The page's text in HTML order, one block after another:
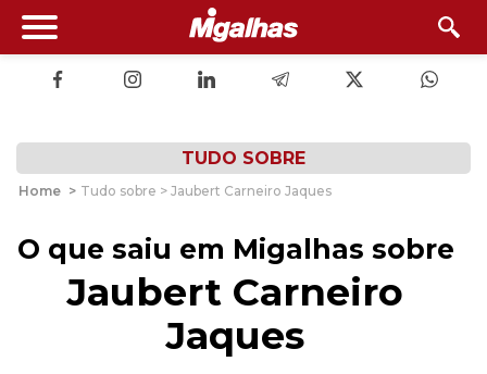
TUDO SOBRE
Home > Tudo sobre > Jaubert Carneiro Jaques
O que saiu em Migalhas sobre
Jaubert Carneiro
Jaques